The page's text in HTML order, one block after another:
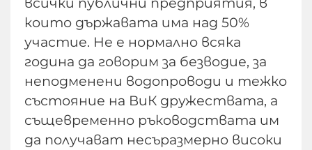
които държавата има над 50%
участие. Не е нормално всяка
година да говорим за безводие, за
неподменени водопроводи и тежко
състояние на ВиК дружествата, а
същевременно ръководствата им
да получават несъразмерно високи